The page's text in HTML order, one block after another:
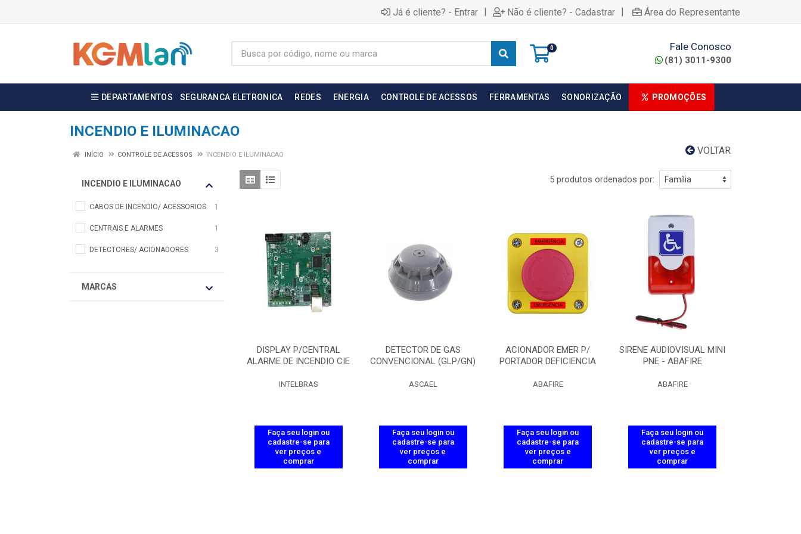
Já é cliente? - Entrar | Não é cliente? - Cadastrar | Área do Representante
0 Fale Conosco
(81) 3011-9300
DEPARTAMENTOS SEGURANCA ELETRONICA REDES ENERGIA CONTROLE DE ACESSOS FERRAMENTAS SONORIZAÇÃO PROMOÇÕES
INCENDIO E ILUMINACAO
VOLTAR
INÍCIO CONTROLE DE ACESSOS INCENDIO E ILUMINACAO
INCENDIO E ILUMINACAO
CABOS DE INCENDIO/ ACESSORIOS 1
CENTRAIS E ALARMES 1
DETECTORES/ ACIONADORES 3
MARCAS
5 produtos ordenados por:
DISPLAY P/CENTRAL
ALARME DE INCENDIO CIE
INTELBRAS
Faça seu login ou
cadastre-se para
ver preços e
comprar
DETECTOR DE GAS
CONVENCIONAL (GLP/GN)
ASCAEL
Faça seu login ou
cadastre-se para
ver preços e
comprar
ACIONADOR EMER P/
PORTADOR DEFICIENCIA
ABAFIRE
Faça seu login ou
cadastre-se para
ver preços e
comprar
SIRENE AUDIOVISUAL MINI
PNE - ABAFIRE
ABAFIRE
Faça seu login ou
cadastre-se para
ver preços e
comprar